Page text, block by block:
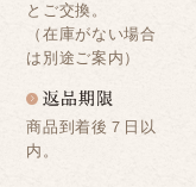
とご交換。
（在庫がない場合
は別途ご案内）
商品到着後７日以
内。